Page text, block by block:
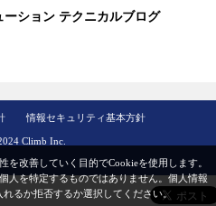
ション テクニカルブログ
情報セキュリティ基本方針
Climb Inc.
を改善していく目的でCookieを使用します。
人を特定するものではありません。個人情報
れるか拒否するか選択してください。